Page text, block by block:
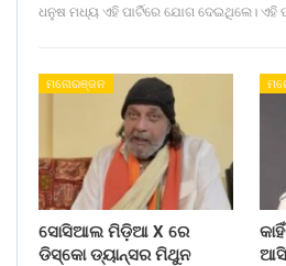
ଧନୁଷ ମଧ୍ୟ ଏହି ପାର୍ଟିରେ ଯୋଗ ଦେଇଥିଲେ। ଏହି
ମନୋରଞ୍ଜନ
ସୋସିଆଲ ମିଡ଼ିଆ X ରେ
ଡିସ୍କୋ ଡ୍ୟାନ୍ସର ମିଥୁନ